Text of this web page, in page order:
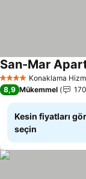
4 Yıldız Konaklama
San-Mar
8,9 Mükemmel 170
Kesin fiyatları
seçin